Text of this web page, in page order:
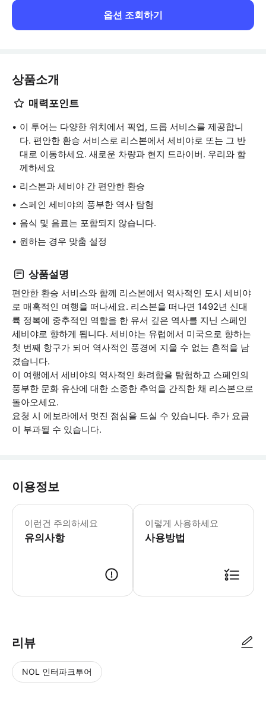
옵션 조회하기
상품소개
매력포인트
이 투어는 다양한 위치에서 픽업, 드롭 서비스를 제공합니
다. 편안한 환승 서비스로 리스본에서 세비야로 또는 그 반
대로 이동하세요. 새로운 차량과 현지 드라이버. 우리와 함
께하세요
리스본과 세비야 간 편안한 환승
스페인 세비야의 풍부한 역사 탐험
음식 및 음료는 포함되지 않습니다.
원하는 경우 맞춤 설정
상품설명
편안한 환승 서비스와 함께 리스본에서 역사적인 도시 세비야
로 매혹적인 여행을 떠나세요. 리스본을 떠나면 1492년 신대
륙 정복에 중추적인 역할을 한 유서 깊은 역사를 지닌 스페인
세비야로 향하게 됩니다. 세비야는 유럽에서 미국으로 향하는
첫 번째 항구가 되어 역사적인 풍경에 지울 수 없는 흔적을 남
겼습니다.
이 여행에서 세비야의 역사적인 화려함을 탐험하고 스페인의
풍부한 문화 유산에 대한 소중한 추억을 간직한 채 리스본으로
돌아오세요.
요청 시 에보라에서 멋진 점심을 드실 수 있습니다. 추가 요금
이 부과될 수 있습니다.
이용정보
이런건 주의하세요
유의사항
이렇게 사용하세요
사용방법
리뷰
NOL 인터파크투어